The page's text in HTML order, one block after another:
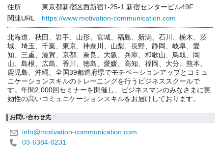
住所
東京都新宿区西新宿1-25-1 新宿センタービル49F
関連URL
https://www.motivation-communication.com
北海道、秋田、岩手、山形、宮城、福島、新潟、石川、栃木、茨
城、埼玉、千葉、東京、神奈川、山梨、長野、静岡、岐阜、愛
知、三重、滋賀、京都、奈良、大阪、兵庫、和歌山、鳥取、岡
山、島根、広島、香川、徳島、愛媛、高知、福岡、大分、熊本、
鹿児島、沖縄、全国39都道府県でモチベーションアップとコミュ
ニケーションスキルのトレーニングを行うビジネススクールで
す。年間2,000回セミナーを開催し、ビジネスマンのみなさまに実
効性の高いコミュニケーションスキルをお届けしております。
お問い合わせ先
info@motivation-communication.com
03-6384-0231